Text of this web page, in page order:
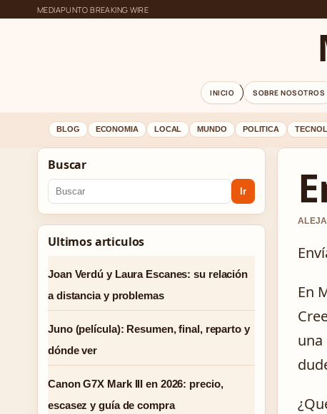
MEDIAPUNTO BREAKING WIRE
INICIO SOBRE NOSOTROS
BLOG ECONOMIA LOCAL MUNDO POLITICA
En
una
Buscar
Ir
Ultimos articulos
Joan Verdú y Laura Escanes: su relación
a distancia y problemas
Juno (película): Resumen, final, reparto y
dónde ver
Canon G7X Mark III en 2026: precio,
escasez y guía de compra